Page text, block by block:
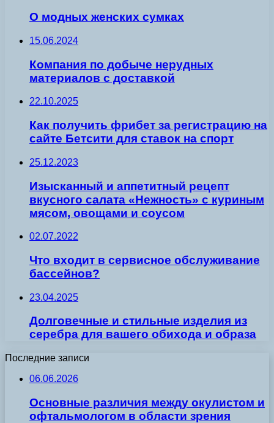
О модных женских сумках
15.06.2024
Компания по добыче нерудных
материалов с доставкой
22.10.2025
Как получить фрибет за регистрацию на
сайте Бетсити для ставок на спорт
25.12.2023
Изысканный и аппетитный рецепт
вкусного салата «Нежность» с куриным
мясом, овощами и соусом
02.07.2022
Что входит в сервисное обслуживание
бассейнов?
23.04.2025
Долговечные и стильные изделия из
серебра для вашего обихода и образа
Последние записи
06.06.2026
Основные различия между окулистом и
офтальмологом в области зрения